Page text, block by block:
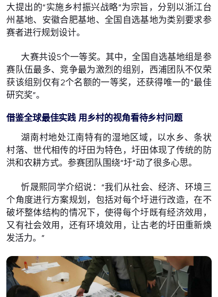
大提出的“实施乡村振兴战略”为宗旨，分别以浙江台
州基地、安徽合肥基地、全国自选基地为类别要求参
赛者进行规划设计。
大赛共设5个一等奖。其中，全国自选基地组是参
赛队伍最多、竞争最为激烈的组别，西浦团队不仅荣
获该组别仅有2个名额的一等奖，还获得唯一的“最佳
研究奖”。
借鉴全球最佳实践 用乡村的视角看待乡村问题
湖南村地处江南特有的湿地区域，以水乡、条状
村落、世代相传的圩田为特色，圩田体现了传统的防
洪和农耕方式。参赛团队围绕“圩”动了很多心思。
忻晟熙同学介绍说：“我们从社会、经济、环境三
个角度进行方案规划，包括对每个圩进行改造，在不
破坏整体结构的情况下，使得每个圩既有经济效用，
又有社会效用，还有环境效用，让古老的圩田重新焕
发活力。”